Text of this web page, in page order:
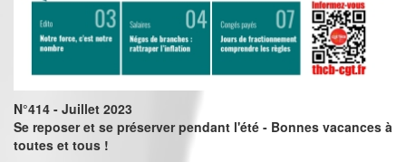
N°414 - Juillet 2023
Se reposer et se préserver pendant l'été - Bonnes vacances à
toutes et tous !